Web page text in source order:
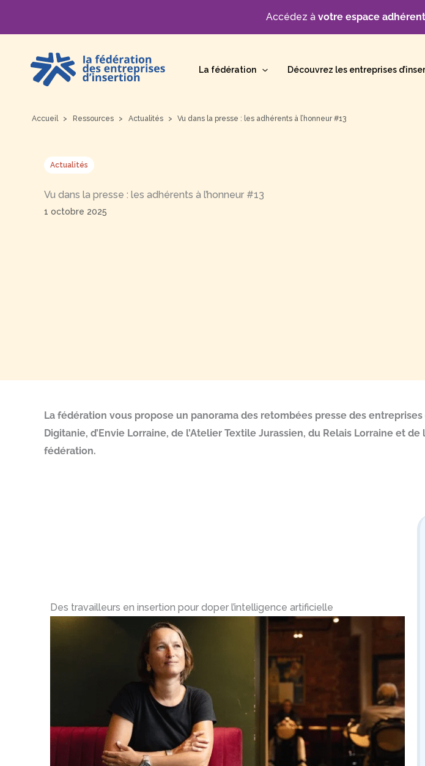
Accédez à votre espace adhérent
contenu
La fédération Découvrez les entreprises
Accueil Ressources Actualités Vu dans la presse : les adhérents à l’honneur #13
Actualités
Vu dans la presse : les adhérents à l’honneur #13
1 octobre 2025
La fédération vous propose un panorama des retombées presse des
Digitanie, d’Envie Lorraine, de l’Atelier Textile Jurassien, du Relais Lorraine et
fédération.
Des travailleurs en insertion pour doper l’intelligence artificielle